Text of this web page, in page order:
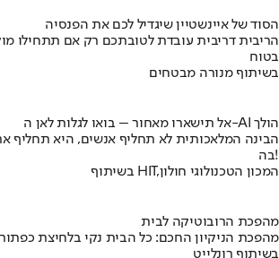
הסוד של איינשטיין שיגדיל לכם את הפנסיה
הריבית דריבית עובדת לטובתכם רק אם תתחילו
בטוח
בשיתוף מנורה מבטחים
אל תישארו מאחור – בואו לגלות לאן ה-AI הולך
הבינה המלאכותית לא תחליף אנשים, היא
בה!
בשיתוף HIT,המכון הטכנולוגי חולון
מהפכת הרובוטיקה לבית
מהפכת הניקיון החכם: כל הבית נקי בלחיצת כפתור
בשיתוף רונלייט